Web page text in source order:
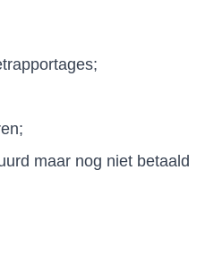
maar nog niet betaald